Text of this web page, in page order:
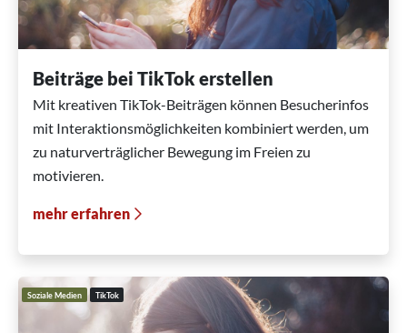
Beiträge bei TikTok erstellen
Mit kreativen TikTok-Beiträgen können Besucherinfos
mit Interaktionsmöglichkeiten kombiniert werden, um
zu naturverträglicher Bewegung im Freien zu
motivieren.
mehr erfahren
Soziale Medien TikTok